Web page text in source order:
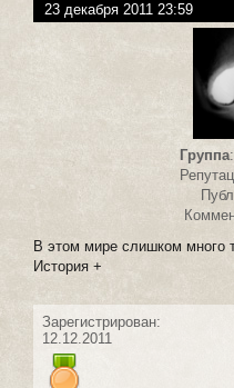
23 декабря 2011 23:59
Группа:
В этом мире слишком много
История +
Зарегистрирован:
12.12.2011